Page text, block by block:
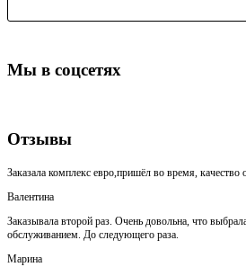
Мы в соцсетях
Отзывы
Заказала комплекс евро,пришёл во время, качество
Валентина
Заказывала второй раз. Очень довольна, что
обслуживанием. До следующего раза.
Марина